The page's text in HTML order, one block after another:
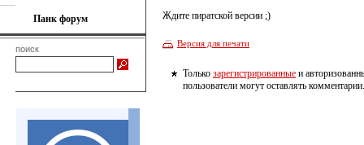
Панк форум
поиск
Ждите пиратской версии ;)
Версия для печати
Только зарегистрированные и
пользователи могут оставлять комментарии.